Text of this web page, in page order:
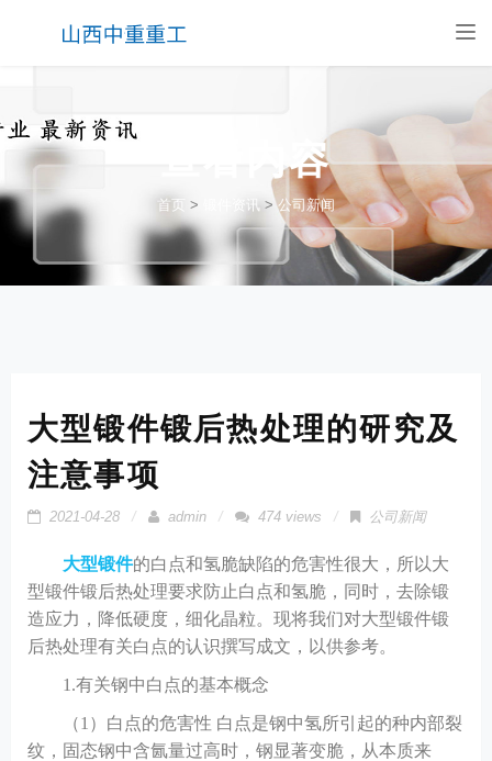
查看内容
首页 > 锻件资讯 >公司新闻
大型锻件锻后热处理的研究及
注意事项
2021-04-28 admin 474 views 公司新闻
大型锻件的白点和氢脆缺陷的危害性很大，所以大
型锻件锻后热处理要求防止白点和氢脆，同时，去除锻
造应力，降低硬度，细化晶粒。现将我们对大型锻件锻
后热处理有关白点的认识撰写成文，以供参考。
1.有关钢中白点的基本概念
（1）白点的危害性 白点是钢中氢所引起的种内部裂
纹，固态钢中含氤量过高时，钢显著变脆，从本质来